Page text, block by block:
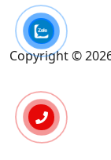
Copyright ©